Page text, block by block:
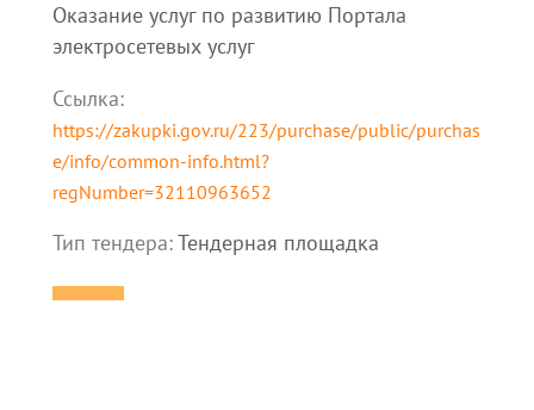
Оказание услуг по развитию Портала
электросетевых услуг
Ссылка:
https://zakupki.gov.ru/223/purchase/public/purchas
e/info/common-info.html?
regNumber=32110963652
Тип тендера:Тендерная площадка